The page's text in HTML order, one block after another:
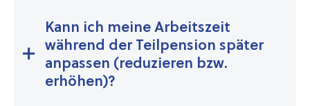
Kann ich meine Arbeitszeit
während der Teilpension später
anpassen (reduzieren bzw.
erhöhen)?